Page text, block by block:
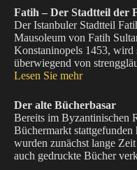
Fatih – Der Stadtteil der
Der Istanbuler Stadtteil
Mausoleum von Fatih
Konstaninopels 1453, wird
überwiegend von
Lesen Sie mehr
Der alte Bücherbasar
Bereits im Byzantinischen
Büchermarkt stattgefunden
wurden zunächst lange
auch gedruckte Bücher